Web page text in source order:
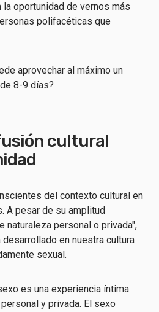
oportunidad de vernos más
polifacéticas que
aprovechar al máximo un
8-9 días?
cultural
del contexto cultural en
A pesar de su amplitud
naturaleza personal o privada",
desarrollado en nuestra cultura
sexual.
es una experiencia íntima
y privada. El sexo